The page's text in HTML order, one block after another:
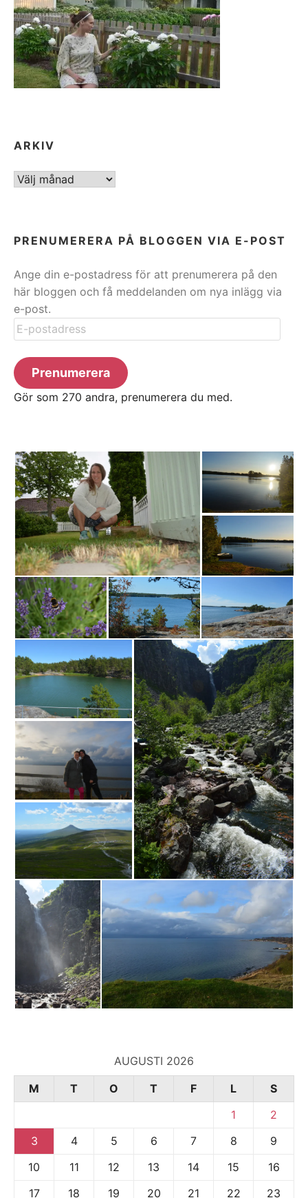
ARKIV
ARKIV
PRENUMERERA PÅ BLOGGEN VIA E-POST
Ange din e-postadress för att prenumerera på den
här bloggen och få meddelanden om nya inlägg via
e-post.
E-
postadress
Prenumerera
Gör som 270 andra, prenumerera du med.
AUGUSTI 2026
M
T O T F L
S
1
2
3
4 5 6 7 8
9
10
11 12 13 14 15
16
17
18 19 20 21 22
23